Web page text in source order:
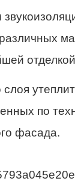
слоя
по
фасада.